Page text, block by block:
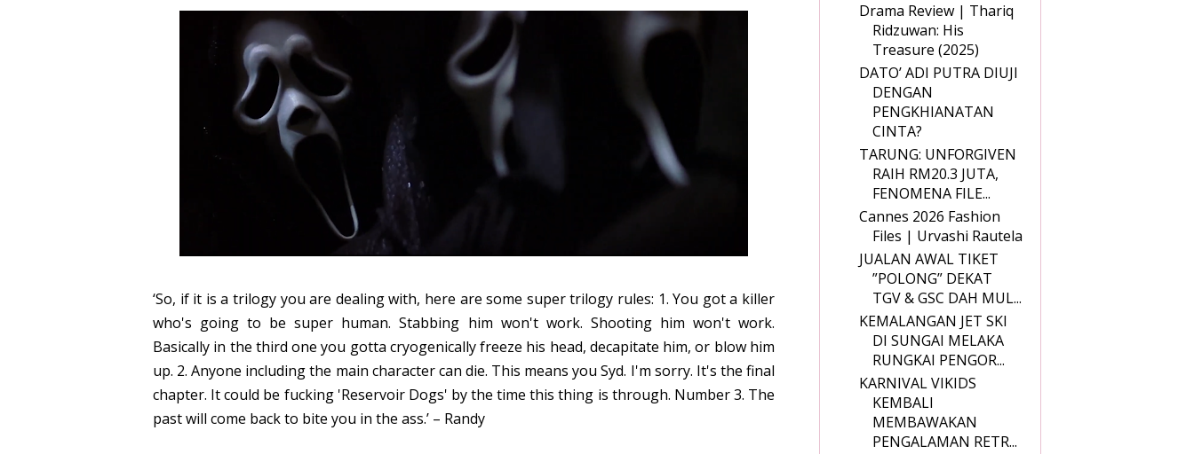
‘So, if it is a trilogy you are dealing with, here are some super trilogy rules: 1. You got a killer
who's going to be super human. Stabbing him won't work. Shooting him won't work.
Basically in the third one you gotta cryogenically freeze his head, decapitate him, or blow him
up. 2. Anyone including the main character can die. This means you Syd. I'm sorry. It's the final
chapter. It could be fucking 'Reservoir Dogs' by the time this thing is through. Number 3. The
past will come back to bite you in the ass.’ – Randy
Drama Review | Thariq
Ridzuwan: His
Treasure (2025)
DATO’ ADI PUTRA DIUJI
DENGAN
PENGKHIANATAN
CINTA?
TARUNG: UNFORGIVEN
RAIH RM20.3 JUTA,
FENOMENA FILE...
Cannes 2026 Fashion
Files | Urvashi Rautela
JUALAN AWAL TIKET
”POLONG” DEKAT
TGV & GSC DAH MUL...
KEMALANGAN JET SKI
DI SUNGAI MELAKA
RUNGKAI PENGOR...
KARNIVAL VIKIDS
KEMBALI
MEMBAWAKAN
PENGALAMAN RETR...